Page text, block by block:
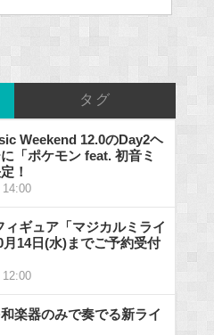
タグ
Weekend 12.0のDay2ヘ
「ポケモン feat. 初音ミ
！
14:00
ィギュア「マジカルミライ
月14日(水)までご予約受付
12:00
楽器のみで奏でる新ライ